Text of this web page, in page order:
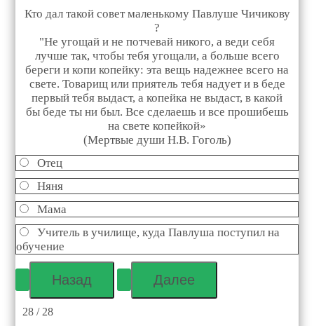
Кто дал такой совет маленькому Павлуше Чичикову
?
"Не угощай и не потчевай никого, а веди себя
лучше так, чтобы тебя угощали, а больше всего
береги и копи копейку: эта вещь надежнее всего на
свете. Товарищ или приятель тебя надует и в беде
первый тебя выдаст, а копейка не выдаст, в какой
бы беде ты ни был. Все сделаешь и все прошибешь
на свете копейкой»
(Мертвые души Н.В. Гоголь)
Отец
Няня
Мама
Учитель в училище, куда Павлуша поступил на
обучение
28 / 28